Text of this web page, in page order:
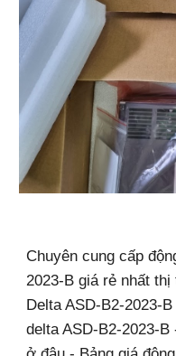
Chuyên cung cấp
2023-B giá rẻ nhất
Delta ASD-B2-2023-
delta ASD-B2-2023-